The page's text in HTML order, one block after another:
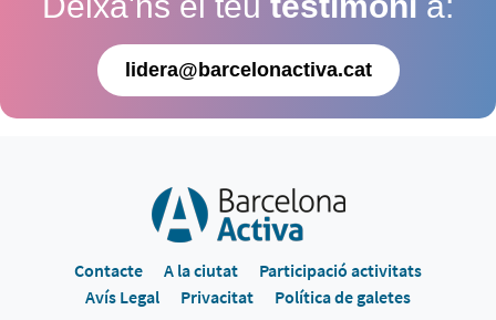
lidera@barcelonactiva.cat
Contacte A la ciutat
Participació activitats
Avís Legal
Privacitat Política de galetes